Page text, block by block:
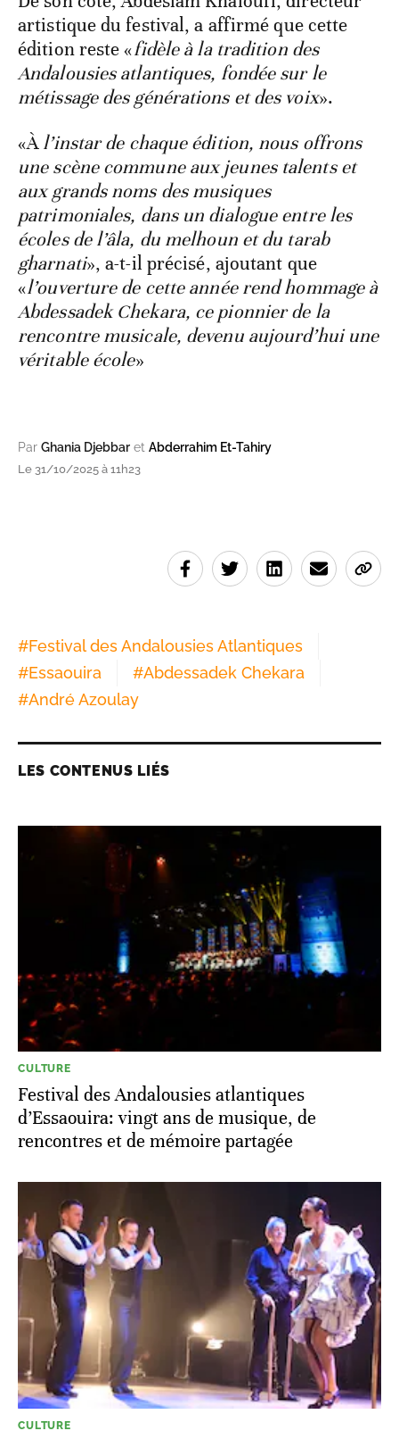
artistique du festival, a affirmé que cette
édition reste «fidèle à la tradition des
Andalousies atlantiques, fondée sur le
métissage des générations et des voix».
«Àl’instar de chaque édition, nous offrons
une scène commune aux jeunes talents et
aux grands noms des musiques
patrimoniales, dans un dialogue entre les
écoles de l’âla, du melhoun et du tarab
gharnati», a-t-il précisé, ajoutant que
«l’ouverture de cette année rend hommage à
Abdessadek Chekara, ce pionnier de la
rencontre musicale, devenu aujourd’hui une
véritable école»
Par Ghania Djebbar et Abderrahim Et-Tahiry
Le 31/10/2025 à 11h23
#Festival des Andalousies Atlantiques
#Essaouira #Abdessadek Chekara
#André Azoulay
LES CONTENUS LIÉS
CULTURE
Festival des Andalousies atlantiques
d’Essaouira: vingt ans de musique, de
rencontres et de mémoire partagée
CULTURE